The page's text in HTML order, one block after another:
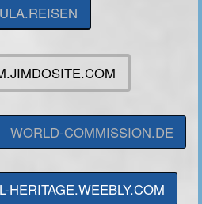
WORLD-COMMISSION.DE
HERITAGE.WEEBLY.COM